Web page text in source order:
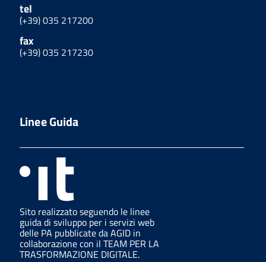
tel
(+39) 035 217200
fax
(+39) 035 217230
Linee Guida
Sito realizzato seguendo le linee
guida di sviluppo per i servizi web
delle PA pubblicate da AGID in
collaborazione con il TEAM PER LA
TRASFORMAZIONE DIGITALE.